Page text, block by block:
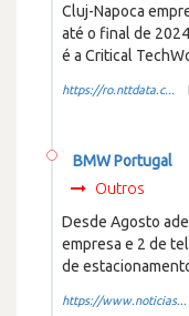
Cluj-Napoca
até o final de
é a Critical
https://ro.nttdata.c...
BMW Portugal
Outros
Desde Agosto
empresa e 2 de
de
https://www.noticias...